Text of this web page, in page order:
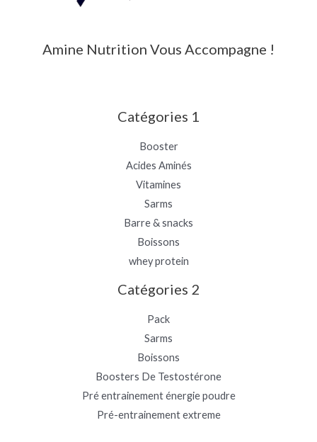
Amine Nutrition Vous Accompagne !
Catégories 1
Booster
Acides Aminés
Vitamines
Sarms
Barre & snacks
Boissons
whey protein
Catégories 2
Pack
Sarms
Boissons
Boosters De Testostérone
Pré entrainement énergie poudre
Pré-entrainement extreme